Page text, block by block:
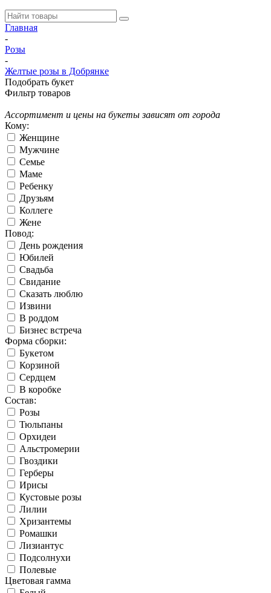
Главная
-
Розы
-
Желтые розы в Добрянке
Подобрать букет
Фильтр товаров
Ассортимент и цены на букеты зависят от города
Кому:
Женщине
Мужчине
Семье
Маме
Ребенку
Друзьям
Коллеге
Жене
Повод:
День рождения
Юбилей
Свадьба
Свидание
Сказать люблю
Извини
В роддом
Бизнес встреча
Форма сборки:
Букетом
Корзиной
Сердцем
В коробке
Состав:
Розы
Тюльпаны
Орхидеи
Альстромерии
Гвоздики
Герберы
Ирисы
Кустовые розы
Лилии
Хризантемы
Ромашки
Лизиантус
Подсолнухи
Полевые
Цветовая гамма